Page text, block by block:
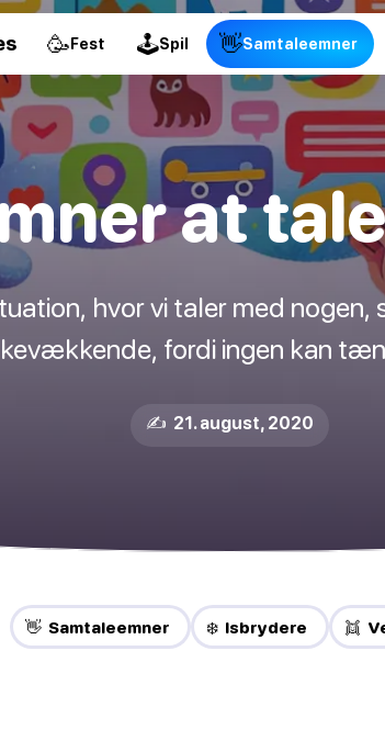
🥳Fest 🕹Spil 👋Samtaleemner
at
hvor vi taler med
fordi ingen kan
✍️ 21. august, 2020
👋 Samtaleemner ❄️ Isbrydere 👯